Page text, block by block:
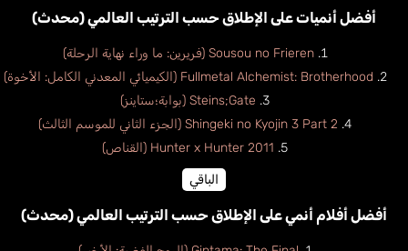
أفضل أنميات على الإطلاق حسب الترتيب العالمي (محدث)
Sousou no Frieren (فريرين: ما وراء نهاية الرحلة)
Fullmetal Alchemist: Brotherhood (الكيميائي المعدني الكامل: الأخوة)
Steins;Gate (بوابة؛ستاينز)
Shingeki no Kyojin 3 Part 2 (الجزء الثاني للموسم الثالث)
Hunter x Hunter 2011 (القناص)
الباقي
أفضل أفلام أنمي على الإطلاق حسب الترتيب العالمي (محدث)